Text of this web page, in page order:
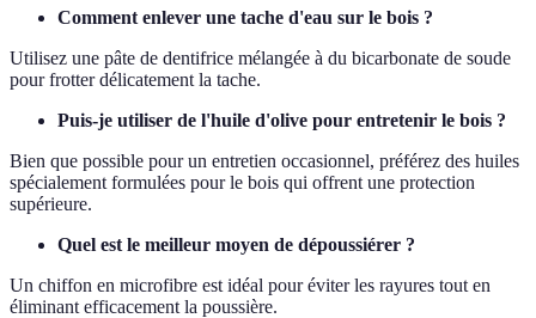
Comment enlever une tache d'eau sur le bois ?
Utilisez une pâte de dentifrice mélangée à du bicarbonate de soude
pour frotter délicatement la tache.
Puis-je utiliser de l'huile d'olive pour entretenir le bois ?
Bien que possible pour un entretien occasionnel, préférez des huiles
spécialement formulées pour le bois qui offrent une protection
supérieure.
Quel est le meilleur moyen de dépoussiérer ?
Un chiffon en microfibre est idéal pour éviter les rayures tout en
éliminant efficacement la poussière.